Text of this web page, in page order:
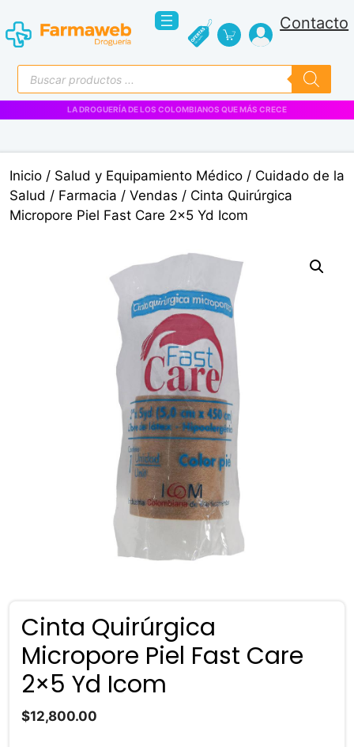
al
contenido
Contacto
Búsqueda
de
productos
LA DROGUERÍA DE LOS COLOMBIANOS QUE MÁS CRECE
Inicio / Salud y Equipamiento Médico / Cuidado de la
Salud / Farmacia / Vendas / Cinta Quirúrgica
Micropore Piel Fast Care 2×5 Yd Icom
Cinta Quirúrgica
Micropore Piel Fast Care
2×5 Yd Icom
$12,800.00